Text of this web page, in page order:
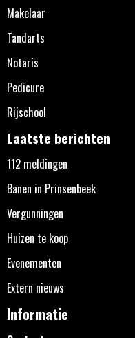
Makelaar
Tandarts
Notaris
Pedicure
Rijschool
Laatste berichten
112 meldingen
Banen in Prinsenbeek
Vergunningen
Huizen te koop
Evenementen
Extern nieuws
Informatie